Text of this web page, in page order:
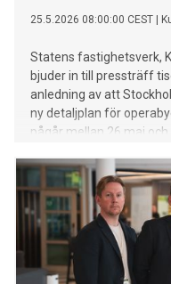
25.5.2026 08:00:00 CEST
Statens fastighetsverk,
bjuder in till pressträff
anledning av att
ny detaljplan för
pågår mellan 26 maj och